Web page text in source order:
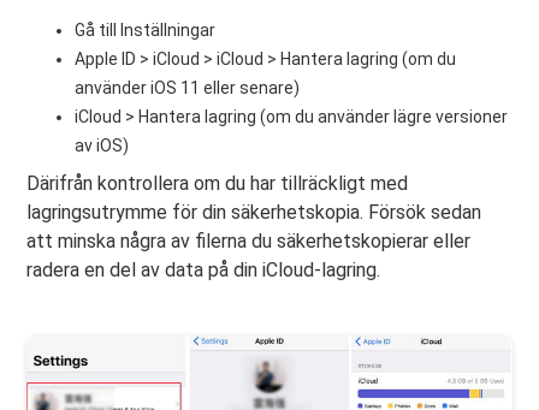
Gå till Inställningar
Apple ID > iCloud > iCloud > Hantera lagring (om du
använder iOS 11 eller senare)
iCloud > Hantera lagring (om du använder lägre versioner
av iOS)
Därifrån kontrollera om du har tillräckligt med
lagringsutrymme för din säkerhetskopia. Försök sedan
att minska några av filerna du säkerhetskopierar eller
radera en del av data på din iCloud-lagring.